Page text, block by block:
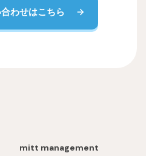
わせはこちら
mitt management